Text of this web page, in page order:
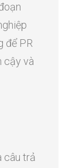
để PR
cậy và
câu trả